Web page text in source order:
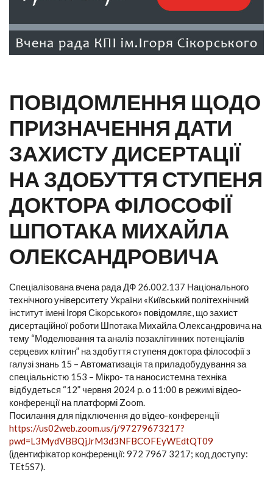
ПОВІДОМЛЕННЯ ЩОДО
ПРИЗНАЧЕННЯ ДАТИ
ЗАХИСТУ ДИСЕРТАЦІЇ
НА ЗДОБУТТЯ СТУПЕНЯ
ДОКТОРА ФІЛОСОФІЇ
ШПОТАКА МИХАЙЛА
ОЛЕКСАНДРОВИЧА
Спеціалізована вчена рада ДФ 26.002.137 Національного
технічного університету України «Київський політехнічний
інститут імені Ігоря Сікорського» повідомляє, що захист
дисертаційної роботи Шпотака Михайла Олександровича на
тему “Моделювання та аналіз позаклітинних потенціалів
серцевих клітин” на здобуття ступеня доктора філософії з
галузі знань 15 – Автоматизація та приладобудування за
спеціальністю 153 – Мікро- та наносистемна техніка
відбудеться “12” червня 2024 р. о 11:00 в режимі відео-
конференції на платформі Zoom.
Посилання для підключення до вiдео-конференцiї
https://us02web.zoom.us/j/97279673217?
pwd=L3MydVBBQjJrM3d3NFBCOFEyWEdtQT09
(ідентифікатор конференції: 972 7967 3217; код доступу:
TEt5S7).